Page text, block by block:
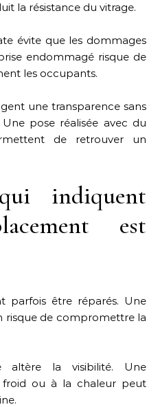
la résistance du vitrage.
évite que les dommages
endommagé risque de
les occupants.
une transparence sans
pose réalisée avec du
de retrouver un
indiquent
est
parfois être réparés. Une
risque de compromettre la
altère la visibilité. Une
froid ou à la chaleur peut